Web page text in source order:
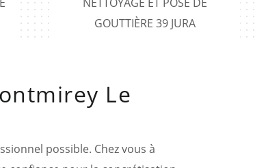
GOUTTIÈRE 39 JURA
Le
possible. Chez vous à